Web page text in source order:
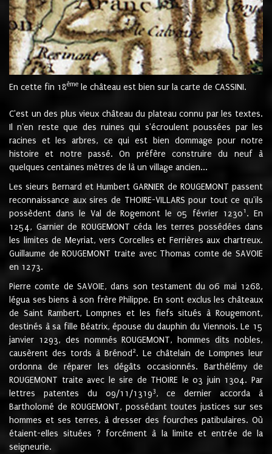
En cette fin 18ème le château est bien sur la carte de CASSINI.
C'est un des plus vieux château du plateau connu par les textes.
Il n'en reste que des ruines qui s'écroulent poussées par les
racines et les arbres, ce qui est bien dommage pour notre
histoire et notre passé. On préfère construire du neuf à
quelques centaines mètres de là un village ancien...
Les sieurs Bernard et Humbert GARNIER de ROUGEMONT passent
reconnaissance aux sires de THOIRE-VILLARS pour tout ce qu'ils
possèdent dans le Val de Rogemont le 05 février 12301 . En
1254, Garnier de ROUGEMONT céda les terres possédées dans
les limites de Meyriat, vers Corcelles et Ferrières aux chartreux.
Guillaume de ROUGEMONT traite avec Thomas comte de SAVOIE
en 1273.
Pierre comte de SAVOIE, dans son testament du 06 mai 1268,
légua ses biens à son frère Philippe. En sont exclus les châteaux
de Saint Rambert, Lompnes et les fiefs situés à Rougemont,
destinés à sa fille Béatrix, épouse du dauphin du Viennois. Le 15
janvier 1293, des nommés ROUGEMONT, hommes dits nobles,
causèrent des tords à Brénod 2. Le châtelain de Lompnes leur
ordonna de réparer les dégâts occasionnés. Barthélémy de
ROUGEMONT traite avec le sire de THOIRE le 03 juin 1304. Par
lettres patentes du 09/11/13193, ce dernier accorda à
Bartholomé de ROUGEMONT, possédant toutes justices sur ses
hommes et ses terres, à dresser des fourches patibulaires. Où
étaient-elles situées ? forcément à la limite et entrée de la
seigneurie.